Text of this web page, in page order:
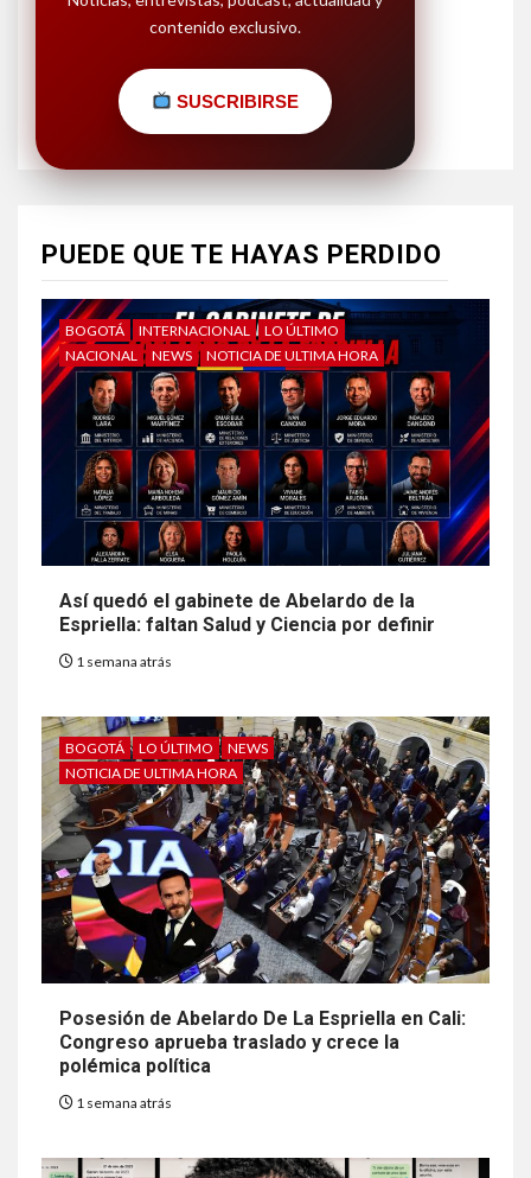
contenido exclusivo.
SUSCRIBIRSE
PUEDE QUE TE HAYAS PERDIDO
BOGOTÁ INTERNACIONAL
LO ÚLTIMO
NACIONAL
NEWS NOTICIA DE ULTIMA HORA
Así quedó el gabinete de Abelardo de la
Espriella: faltan Salud y Ciencia por definir
1 semana atrás
BOGOTÁ LO ÚLTIMO
NEWS
NOTICIA DE ULTIMA HORA
Posesión de Abelardo De La Espriella en Cali:
Congreso aprueba traslado y crece la
polémica política
1 semana atrás